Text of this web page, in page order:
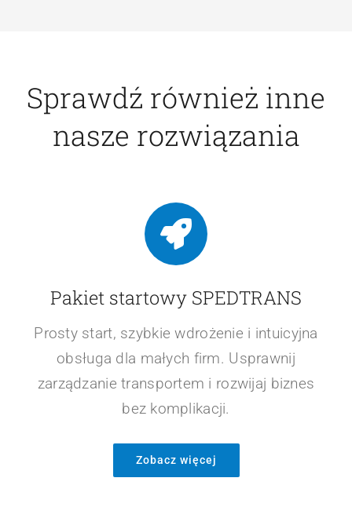
Sprawdź również inne
nasze rozwiązania
Pakiet startowy SPEDTRANS
Prosty start, szybkie wdrożenie i intuicyjna
obsługa dla małych firm. Usprawnij
zarządzanie transportem i rozwijaj biznes
bez komplikacji.
Zobacz więcej